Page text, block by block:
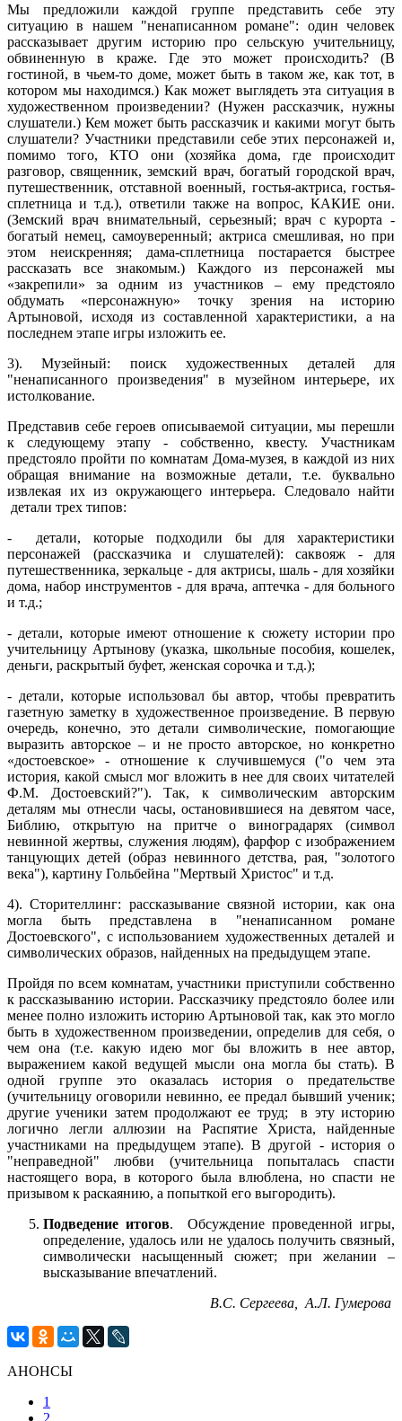
Мы предложили каждой группе представить себе эту
ситуацию в нашем "ненаписанном романе": один человек
рассказывает другим историю про сельскую учительницу,
обвиненную в краже. Где это может происходить? (В
гостиной, в чьем-то доме, может быть в таком же, как тот, в
котором мы находимся.) Как может выглядеть эта ситуация в
художественном произведении? (Нужен рассказчик, нужны
слушатели.) Кем может быть рассказчик и какими могут быть
слушатели? Участники представили себе этих персонажей и,
помимо того, КТО они (хозяйка дома, где происходит
разговор, священник, земский врач, богатый городской врач,
путешественник, отставной военный, гостья-актриса, гостья-
сплетница и т.д.), ответили также на вопрос, КАКИЕ они.
(Земский врач внимательный, серьезный; врач с курорта -
богатый немец, самоуверенный; актриса смешливая, но при
этом неискренняя; дама-сплетница постарается быстрее
рассказать все знакомым.) Каждого из персонажей мы
«закрепили» за одним из участников – ему предстояло
обдумать «персонажную» точку зрения на историю
Артыновой, исходя из составленной характеристики, а на
последнем этапе игры изложить ее.
3). Музейный: поиск художественных деталей для
"ненаписанного произведения" в музейном интерьере, их
истолкование.
Представив себе героев описываемой ситуации, мы перешли
к следующему этапу - собственно, квесту. Участникам
предстояло пройти по комнатам Дома-музея, в каждой из них
обращая внимание на возможные детали, т.е. буквально
извлекая их из окружающего интерьера. Следовало найти
детали трех типов:
- детали, которые подходили бы для характеристики
персонажей (рассказчика и слушателей): саквояж - для
путешественника, зеркальце - для актрисы, шаль - для хозяйки
дома, набор инструментов - для врача, аптечка - для больного
и т.д.;
- детали, которые имеют отношение к сюжету истории про
учительницу Артынову (указка, школьные пособия, кошелек,
деньги, раскрытый буфет, женская сорочка и т.д.);
- детали, которые использовал бы автор, чтобы превратить
газетную заметку в художественное произведение. В первую
очередь, конечно, это детали символические, помогающие
выразить авторское – и не просто авторское, но конкретно
«достоевское» - отношение к случившемуся ("о чем эта
история, какой смысл мог вложить в нее для своих читателей
Ф.М. Достоевский?"). Так, к символическим авторским
деталям мы отнесли часы, остановившиеся на девятом часе,
Библию, открытую на притче о виноградарях (символ
невинной жертвы, служения людям), фарфор с изображением
танцующих детей (образ невинного детства, рая, "золотого
века"), картину Гольбейна "Мертвый Христос" и т.д.
4). Сторителлинг: рассказывание связной истории, как она
могла быть представлена в "ненаписанном романе
Достоевского", с использованием художественных деталей и
символических образов, найденных на предыдущем этапе.
Пройдя по всем комнатам, участники приступили собственно
к рассказыванию истории. Рассказчику предстояло более или
менее полно изложить историю Артыновой так, как это могло
быть в художественном произведении, определив для себя, о
чем она (т.е. какую идею мог бы вложить в нее автор,
выражением какой ведущей мысли она могла бы стать). В
одной группе это оказалась история о предательстве
(учительницу оговорили невинно, ее предал бывший ученик;
другие ученики затем продолжают ее труд; в эту историю
логично легли аллюзии на Распятие Христа, найденные
участниками на предыдущем этапе). В другой - история о
"неправедной" любви (учительница попыталась спасти
настоящего вора, в которого была влюблена, но спасти не
призывом к раскаянию, а попыткой его выгородить).
Подведение итогов. Обсуждение проведенной игры,
определение, удалось или не удалось получить связный,
символически насыщенный сюжет; при желании –
высказывание впечатлений.
В.С. Сергеева, А.Л. Гумерова
АНОНСЫ
1
2